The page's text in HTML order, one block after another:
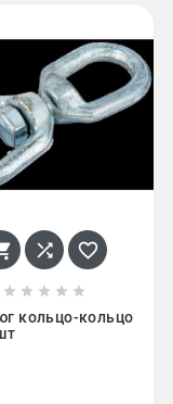
 
    
кольцо-кольцо